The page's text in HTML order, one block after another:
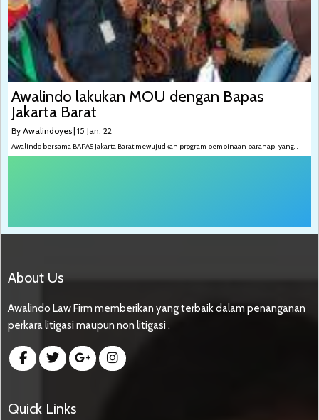
Awalindo lakukan MOU dengan Bapas
Jakarta Barat
By Awalindoyes| 15 Jan, 22
Awalindo bersama BAPAS Jakarta Barat mewujudkan program pembinaan paranapi yang…
About Us
Awalindo Law Firm memberikan yang terbaik dalam penanganan
perkara litigasi maupun non litigasi .
Quick Links